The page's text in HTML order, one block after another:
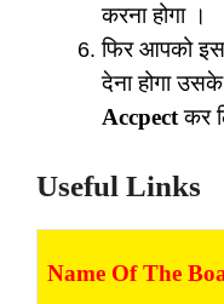
करना होगा ।
फिर आपको
देना होगा
Accpectकर
Useful Links
Name Of The